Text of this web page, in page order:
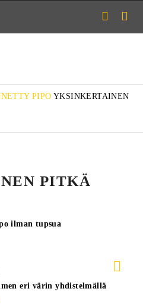
PIPO YKSINKERTAINEN
PITKÄ
ilman tupsua
eri värin yhdistelmällä